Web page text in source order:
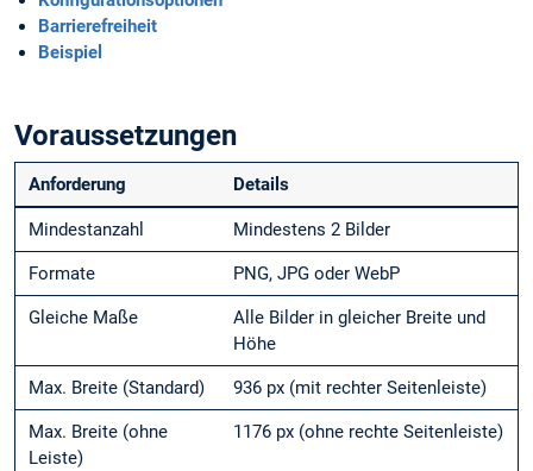
Barrierefreiheit
Beispiel
Voraussetzungen
Anforderung Details
Mindestanzahl Mindestens 2 Bilder
Formate PNG, JPG oder WebP
Gleiche Maße
Alle Bilder in gleicher Breite und
Höhe
Max. Breite (Standard) 936 px (mit rechter Seitenleiste)
Max. Breite (ohne
Leiste)
1176 px (ohne rechte Seitenleiste)